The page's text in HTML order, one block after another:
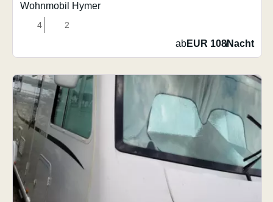
Wohnmobil Hymer
4 2
abEUR 108/Nacht